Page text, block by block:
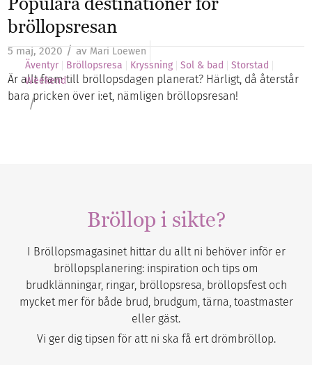
bröllopsresan
5 maj, 2020 / av Mari Loewen
Är allt fram till bröllopsdagen planerat? Härligt, då återstår
bara pricken över i:et, nämligen bröllopsresan!
Äventyr Bröllopsresa Kryssning Sol & bad
Storstad
Weekend
/
Bröllop i sikte?
I Bröllopsmagasinet hittar du allt ni behöver inför er
bröllopsplanering: inspiration och tips om
brudklänningar, ringar, bröllopsresa, bröllopsfest och
mycket mer för både brud, brudgum, tärna, toastmaster
eller gäst.
Vi ger dig tipsen för att ni ska få ert drömbröllop.